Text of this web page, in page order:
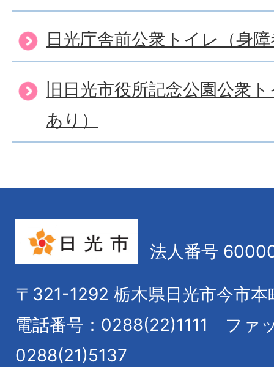
日光庁舎前公衆トイレ（身
旧日光市役所記念公園公衆
あり）
法人番号
〒321-1292 栃木県日光市今市本
電話番号：0288(22)1111
ファ
0288(21)5137